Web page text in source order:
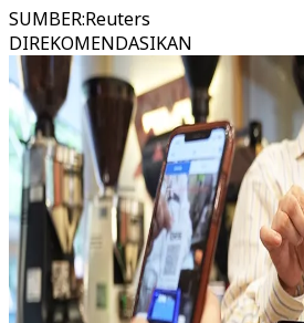
SUMBER:Reuters
DIREKOMENDASIKAN